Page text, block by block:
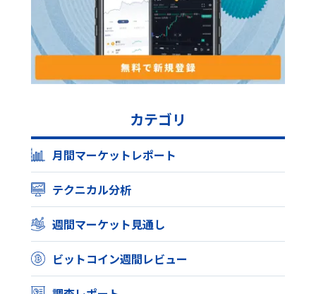
カテゴリ
月間マーケットレポート
テクニカル分析
週間マーケット見通し
ビットコイン週間レビュー